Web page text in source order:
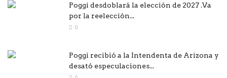
Poggi desdoblará la elección de 2027 .Va
por la reelección...
0
Poggi recibió a la Intendenta de Arizona y
desató especulaciones...